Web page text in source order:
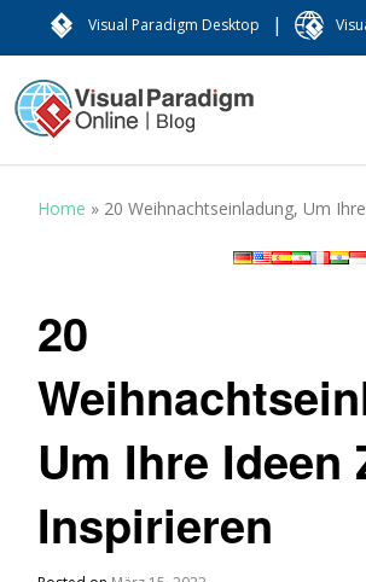
Visual Paradigm Desktop |
Home » 20 Weihnachtseinladung, Um
20
Um Ihre Ideen
Inspirieren